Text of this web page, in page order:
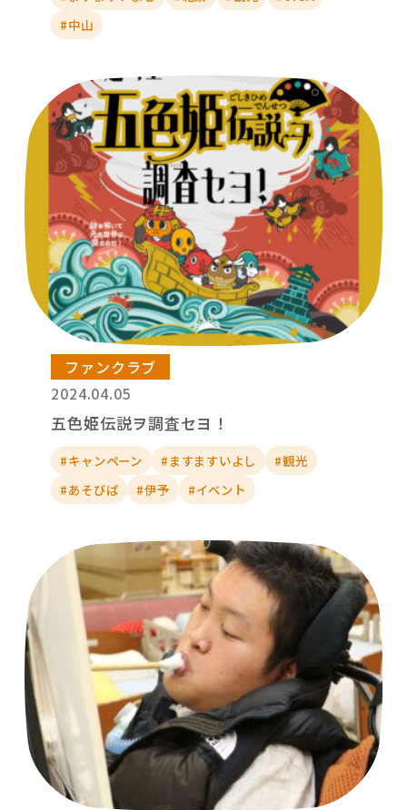
#中山
ファンクラブ
2024.04.05
五色姫伝説ヲ調査セヨ！
#キャンペーン #ますますいよし
#観光
#あそびば
#伊予 #イベント